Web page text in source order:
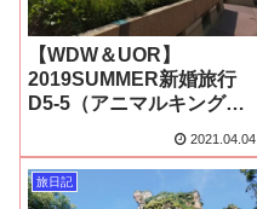
【WDW＆UOR】
2019SUMMER新婚旅行
D5-5（アニマルキングダ
2021.04.04
旅日記